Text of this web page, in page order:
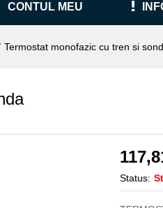
CONTUL MEU
Termostat monofazic cu tren si
Status: